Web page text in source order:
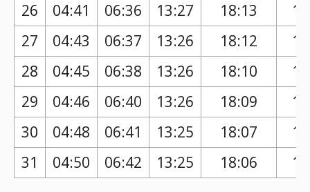
26
04:41 06:36 13:27 18:13
27
04:43 06:37 13:26 18:12
28
04:45 06:38 13:26 18:10
29
04:46 06:40 13:26 18:09
30
04:48 06:41 13:25 18:07
31
04:50 06:42 13:25 18:06